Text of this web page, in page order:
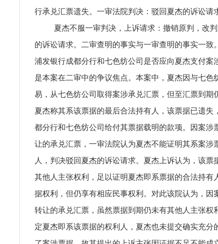
行承兑汇票遗失。一审法院判决：驳回夏杰的诉讼请
夏杰不服一审判决，上诉请求：撤销原判，改
的诉讼请求。二审查明的事实与一审查明的事实一致
浦发银行成都分行和七色纺公司是否应向夏杰支付案
是本案在二审中的争议焦点。本案中，夏杰因与七色
易，从七色纺公司取得案涉承兑汇票，但至汇票到期
夏杰称其系该票据的最后合法持有人，该票据已遗失
都分行和七色纺公司给付其票据载明的款项。因案涉
让的承兑汇票，一审法院认为夏杰不能证明其系案涉
人，判决驳回夏杰的诉讼请求。夏杰上诉认为，该票
其他人主张权利，足以证明夏杰即系票据的合法持有
据权利，但仍享有相应民事权利。对此该院认为，因
转让的承兑汇票，虽然票据到期仍未有其他人主张权
定夏杰即系该票据的权利人，夏杰也未提交确实充分